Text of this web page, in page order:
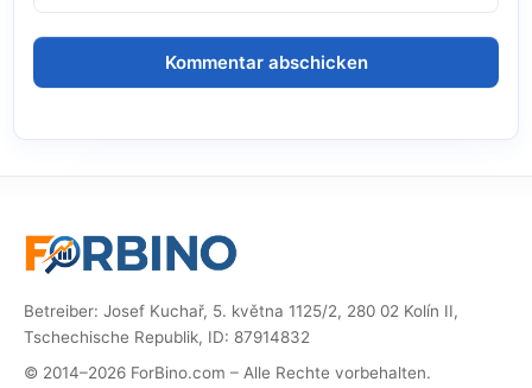
Betreiber: Josef Kuchař, 5. května 1125/2, 280 02 Kolín II,
Tschechische Republik, ID: 87914832
© 2014–2026 ForBino.com – Alle Rechte vorbehalten.